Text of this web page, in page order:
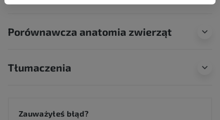
Porównawcza anatomia zwierząt
Tłumaczenia
Zauważyłeś błąd?